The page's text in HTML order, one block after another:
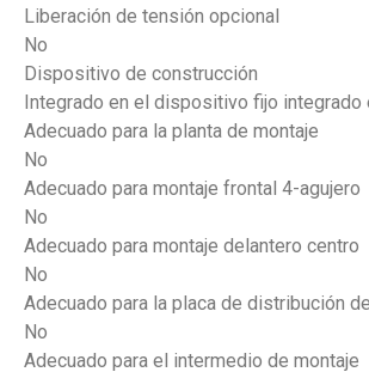
Liberación de tensión opcional
No
Dispositivo de construcción
Integrado en el dispositivo fijo integrado
Adecuado para la planta de montaje
No
Adecuado para montaje frontal 4-agujero
No
Adecuado para montaje delantero centro
No
Adecuado para la placa de distribución
No
Adecuado para el intermedio de montaje